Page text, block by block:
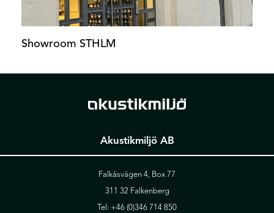
Showroom STHLM
Akustikmiljö AB
Falkåsvägen 4, Box 77
311 32 Falkenberg
Tel: +46 (0)346 714 850